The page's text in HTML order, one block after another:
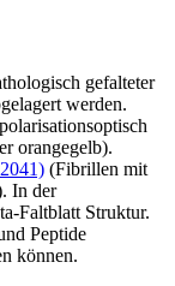
gefalteter
werden.
orangegelb).
2041) (Fibrillen mit
In der
Faltblatt Struktur.
Peptide
können.